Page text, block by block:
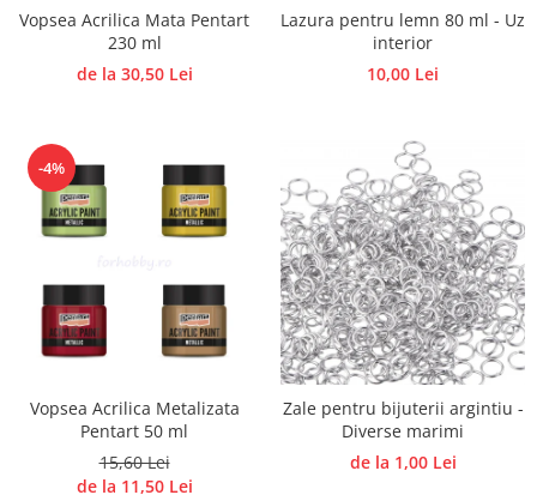
Vopsea Acrilica Mata Pentart
230 ml
de la 30,50 Lei
Lazura pentru lemn 80 ml - Uz
interior
10,00 Lei
-4%
Vopsea Acrilica Metalizata
Pentart 50 ml
15,60 Lei
de la 11,50 Lei
Zale pentru bijuterii argintiu -
Diverse marimi
de la 1,00 Lei